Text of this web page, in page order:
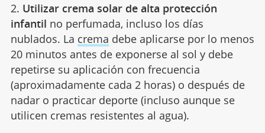
2. Utilizar crema solar de alta protección
infantil no perfumada, incluso los días
nublados. La crema debe aplicarse por lo menos
20 minutos antes de exponerse al sol y debe
repetirse su aplicación con frecuencia
(aproximadamente cada 2 horas) o después de
nadar o practicar deporte (incluso aunque se
utilicen cremas resistentes al agua).